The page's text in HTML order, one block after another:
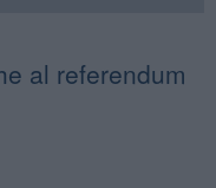
al referendum